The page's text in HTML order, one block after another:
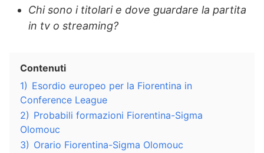
Chi sono i titolari e dove guardare la partita
in tv o streaming?
Contenuti
1) Esordio europeo per la Fiorentina in
Conference League
2) Probabili formazioni Fiorentina-Sigma
Olomouc
3) Orario Fiorentina-Sigma Olomouc